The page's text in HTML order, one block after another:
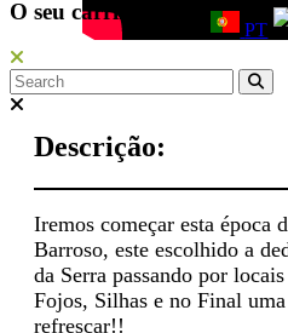
PT
O seu carrinho
Descrição:
Iremos começar esta época
Barroso, este escolhido a
da Serra passando por
Fojos, Silhas e no Final
refrescar!!